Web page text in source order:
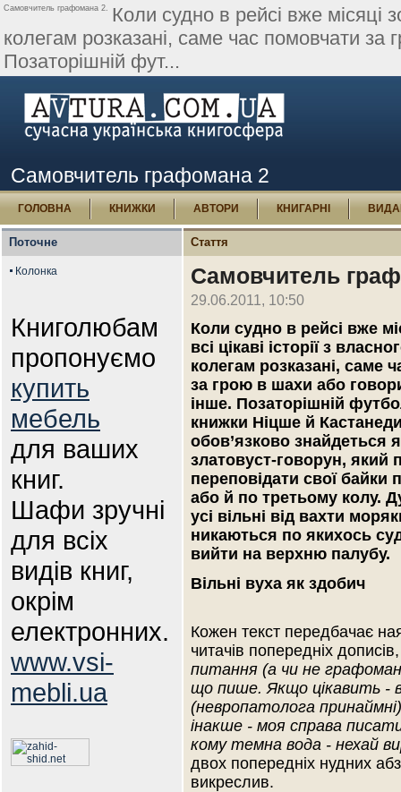
Самовчитель графомана 2. Коли судно в рейсі вже місяці
колегам розказані, саме час помовчати
Позаторішній фут...
Самовчитель графомана 2
ГОЛОВНА КНИЖКИ АВТОРИ КНИГАРНІ
Поточне
Колонка
Книголюбам
пропонуємо
купить
мебель
для ваших
книг.
Шафи зручні
для всіх
видів книг,
окрім
електронних.
www.vsi-
mebli.ua
Стаття
Самовчитель
29.06.2011, 10:50
Коли судно в рейсі вже
всі цікаві історії з
колегам розказані, саме
за грою в шахи або
інше. Позаторішній
книжки Ніцше й
обов’язково знайдеться
златовуст-говорун, який
переповідати свої байки
або й по третьому колу.
усі вільні від вахти
никаються по якихось
вийти на верхню палубу.
Вільні вуха як здобич
Кожен текст передбачає
читачів попередніх
питання (а чи не
що пише. Якщо цікавить -
(невропатолога
інакше - моя справа
кому темна вода - нехай
двох попередніх нудних
викреслив.